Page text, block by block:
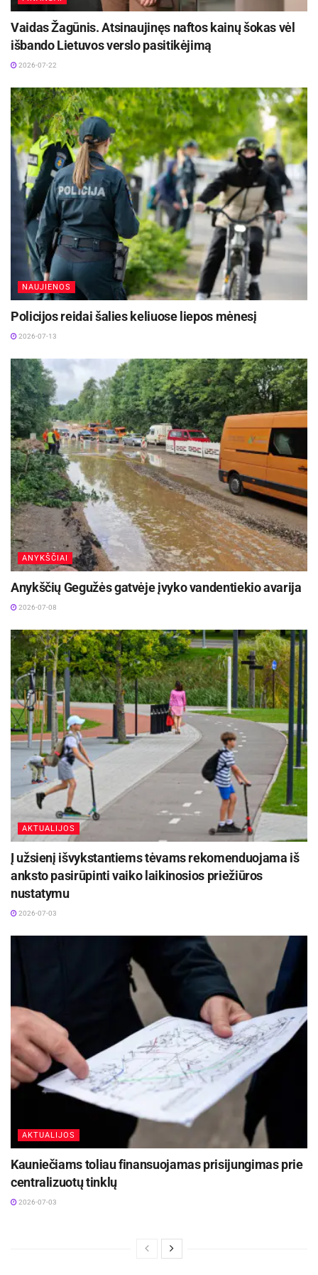
Vaidas Žagūnis. Atsinaujinęs naftos kainų šokas vėl
išbando Lietuvos verslo pasitikėjimą
2026-07-22
NAUJIENOS
Policijos reidai šalies keliuose liepos mėnesį
2026-07-13
ANYKŠČIAI
Anykščių Gegužės gatvėje įvyko vandentiekio avarija
2026-07-08
AKTUALIJOS
Į užsienį išvykstantiems tėvams rekomenduojama iš
anksto pasirūpinti vaiko laikinosios priežiūros
nustatymu
2026-07-03
AKTUALIJOS
Kauniečiams toliau finansuojamas prisijungimas prie
centralizuotų tinklų
2026-07-03